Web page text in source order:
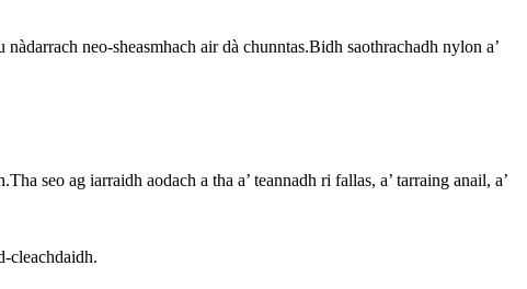
neo-sheasmhach air dà chunntas.Bidh saothrachadh nylon a’
seo ag iarraidh aodach a tha a’ teannadh ri fallas, a’ tarraing anail, a’
cleachdaidh.